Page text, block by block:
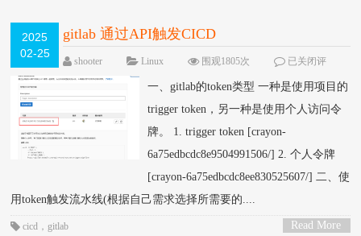
2025
02-25
gitlab 通过API触发CICD
shooter Linux 围观1805次
已关闭评
一、gitlab的token类型 一种是使用项目的
trigger token，另一种是使用个人访问令
牌。 1. trigger token [crayon-
6a75edbcdc8e9504991506/] 2. 个人令牌
[crayon-6a75edbcdc8ee830525607/] 二、使
用token触发流水线(根据自己需求选择所需要的....
Read More
cicd ， gitlab